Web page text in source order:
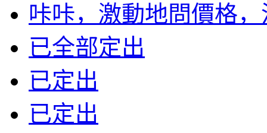
咔咔，激動地問價格，
已全部定出
已定出
已定出